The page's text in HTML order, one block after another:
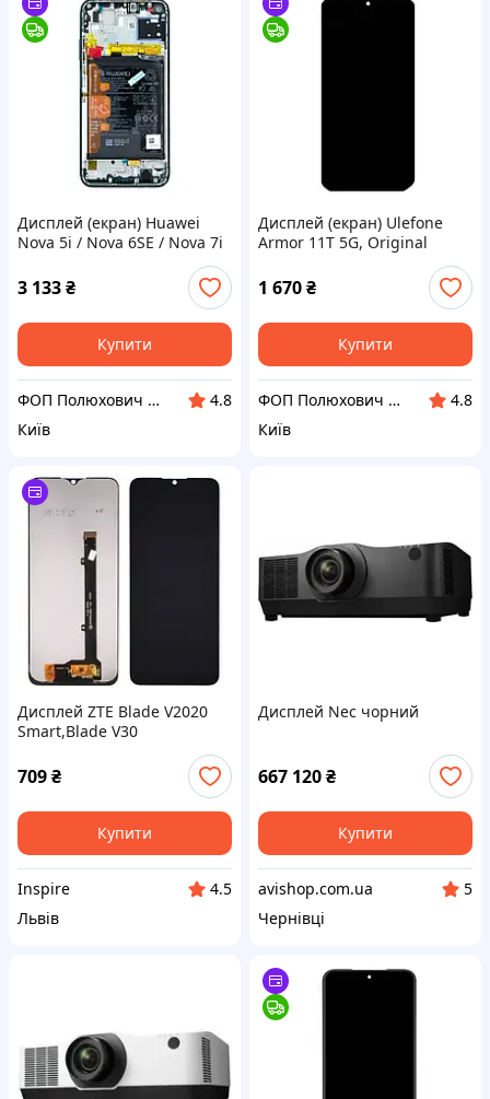
Дисплей (екран) Huawei
Nova 5i / Nova 6SE / Nova 7i
Original (100%), З
сенсорним
3 133₴
Купити
ФОП Полюхович Л.Г.
4.8
Київ
Дисплей (екран) Ulefone
Armor 11T 5G, Original
(PRC), З сенсорним склом,
Без рамки, Чорний
1 670₴
Купити
ФОП Полюхович Л.Г.
4.8
Київ
Дисплей ZTE Blade V2020
Smart,Blade V30
сенсором black
709₴
Купити
Inspire
4.5
Львів
Дисплей Nec чорний
667 120₴
Купити
avishop.com.ua
5
Чернівці